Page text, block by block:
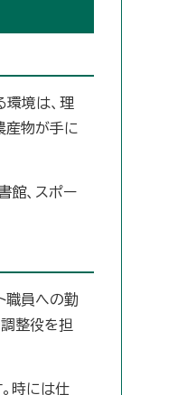
環境は、理
産物が手に
館、スポー
職員への勤
整役を担
時には仕